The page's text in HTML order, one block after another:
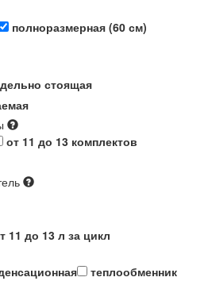
полноразмерная (60 см)
стоящая
от 11 до 13 комплектов
11 до 13 л за цикл
теплообменник